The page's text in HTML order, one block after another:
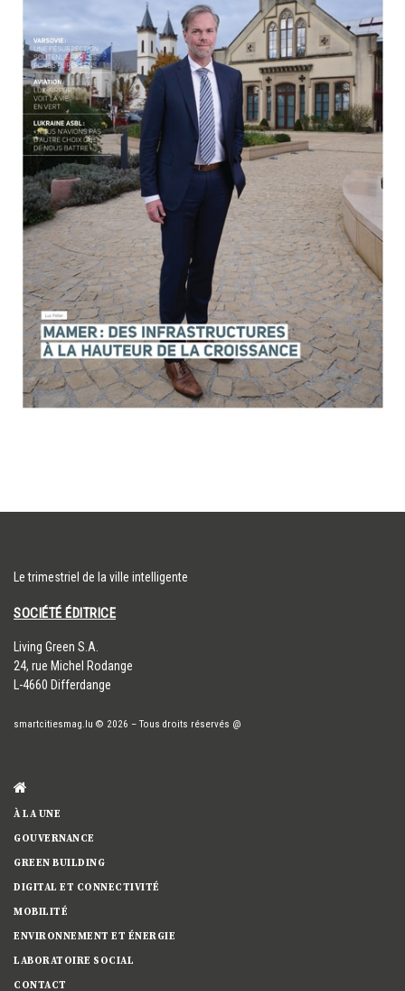
Le trimestriel de la ville intelligente
SOCIÉTÉ ÉDITRICE
​Living Green S.A.
24, rue Michel Rodange
L-4660 Differdange
smartcitiesmag.lu © 2026 – Tous droits réservés @
À LA UNE
GOUVERNANCE
GREEN BUILDING
DIGITAL ET CONNECTIVITÉ
MOBILITÉ
ENVIRONNEMENT ET ÉNERGIE
LABORATOIRE SOCIAL
CONTACT